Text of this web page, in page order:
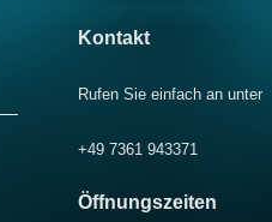
Kontakt
Rufen Sie einfach an unter
+49 7361 943371
Öffnungszeiten